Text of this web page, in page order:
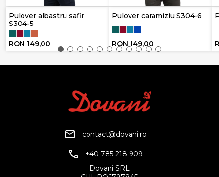
Pulover albastru safir
S304-5
RON 149,00
Pulover caramiziu S304-6
RON 149,00
contact@dovani.ro
+40 785 218 909
Dovani SRL